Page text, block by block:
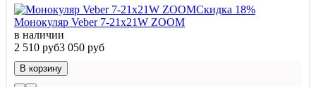
Скидка 18%
Монокуляр Veber 7-21x21W ZOOM
в наличии
2 510 руб3 050 руб
В корзину